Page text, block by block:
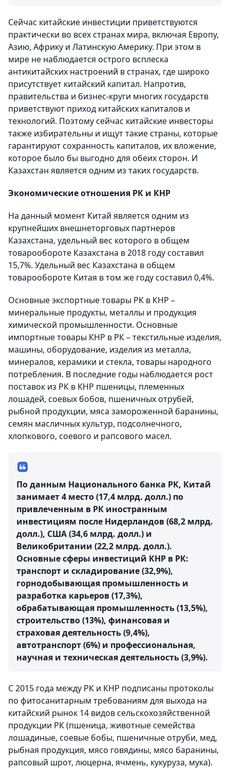
Сейчас китайские инвестиции приветствуются
практически во всех странах мира, включая Европу,
Азию, Африку и Латинскую Америку. При этом в
мире не наблюдается острого всплеска
антикитайских настроений в странах, где широко
присутствует китайский капитал. Напротив,
правительства и бизнес-круги многих государств
приветствуют приход китайских капиталов и
технологий. Поэтому сейчас китайские инвесторы
также избирательны и ищут такие страны, которые
гарантируют сохранность капиталов, их вложение,
которое было бы выгодно для обеих сторон. И
Казахстан является одним из таких государств.
Экономические отношения РК и КНР
На данный момент Китай является одним из
крупнейших внешнеторговых партнеров
Казахстана, удельный вес которого в общем
товарообороте Казахстана в 2018 году составил
15,7%. Удельный вес Казахстана в общем
товарообороте Китая в том же году составил 0,4%.
Основные экспортные товары РК в КНР –
минеральные продукты, металлы и продукция
химической промышленности. Основные
импортные товары КНР в РК – текстильные изделия,
машины, оборудование, изделия из металла,
минералов, керамики и стекла, товары народного
потребления. В последние годы наблюдается рост
поставок из РК в КНР пшеницы, племенных
лошадей, соевых бобов, пшеничных отрубей,
рыбной продукции, мяса замороженной баранины,
семян масличных культур, подсолнечного,
хлопкового, соевого и рапсового масел.
По данным Национального банка РК, Китай
занимает 4 место (17,4 млрд. долл.) по
привлеченным в РК иностранным
инвестициям после Нидерландов (68,2 млрд.
долл.), США (34,6 млрд. долл.) и
Великобритании (22,2 млрд. долл.).
Основные сферы инвестиций КНР в РК:
транспорт и складирование (32,9%),
горнодобывающая промышленность и
разработка карьеров (17,3%),
обрабатывающая промышленность (13,5%),
строительство (13%), финансовая и
страховая деятельность (9,4%),
автотранспорт (6%) и профессиональная,
научная и техническая деятельность (3,9%).
С 2015 года между РК и КНР подписаны протоколы
по фитосанитарным требованиям для выхода на
китайский рынок 14 видов сельскохозяйственной
продукции РК (пшеница, животные семейства
лошадиные, соевые бобы, пшеничные отруби, мед,
рыбная продукция, мясо говядины, мясо баранины,
рапсовый шрот, люцерна, ячмень, кукуруза, мука).